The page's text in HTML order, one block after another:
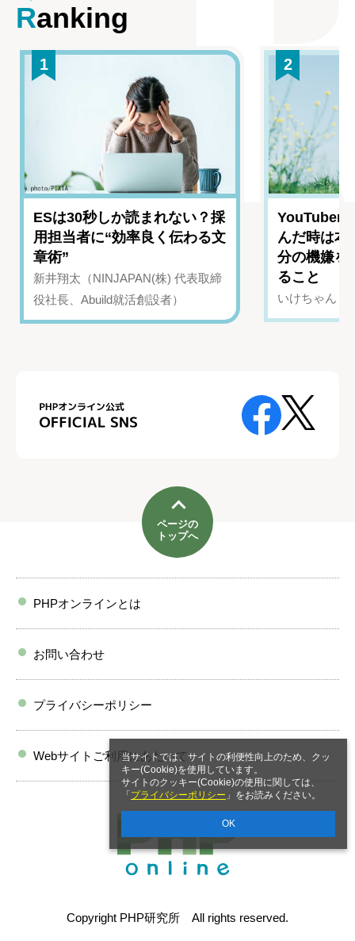
当サイトでは、サイトの利便性向上のため、クッ
キー(Cookie)を使用しています。
サイトのクッキー(Cookie)の使用に関しては、
「 プライバシーポリシー 」をお読みください。
OK
Ranking
1
ESは30秒しか読まれない？採
用担当者に“効率良く伝わる文
章術”
新井翔太（NINJAPAN(株) 代表取締
役社長、Abuild就活創設者）
2
YouTuber
んだ時は
分の機嫌を
ること
いけちゃん（
ページの
トップへ
PHPオンラインとは
お問い合わせ
プライバシーポリシー
Webサイトご利用にあたって
Copyright PHP研究所 All rights reserved.